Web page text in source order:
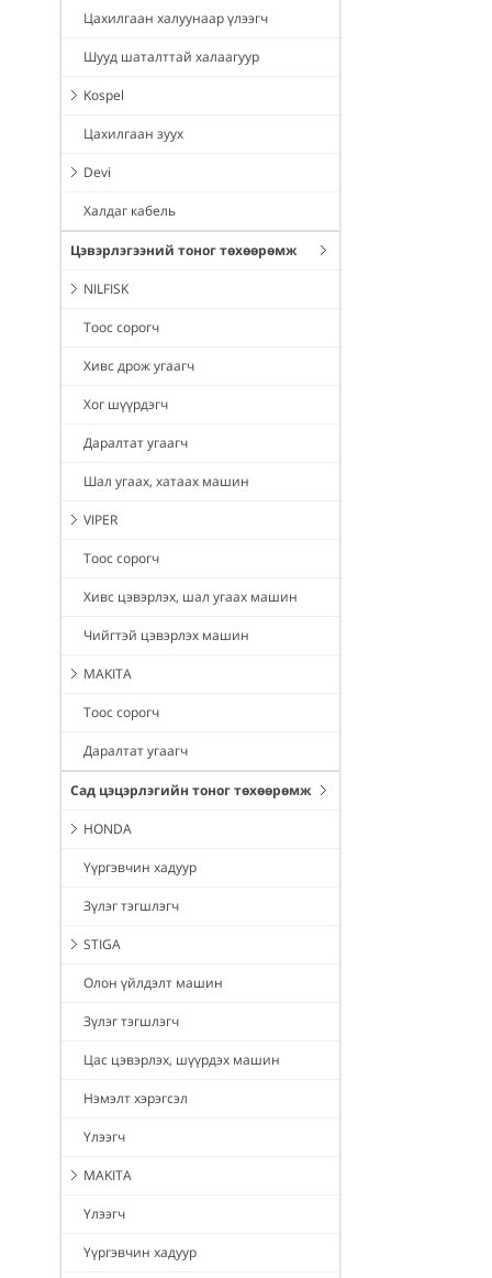
Цахилгаан халуунаар үлээгч
Шууд шаталттай халаагуур
Kospel
Цахилгаан зуух
Devi
Халдаг кабель
Цэвэрлэгээний тоног төхөөрөмж
NILFISK
Тоос сорогч
Хивс дрож угаагч
Хог шүүрдэгч
Даралтат угаагч
Шал угаах, хатаах машин
VIPER
Тоос сорогч
Хивс цэвэрлэх, шал угаах машин
Чийгтэй цэвэрлэх машин
MAKITA
Тоос сорогч
Даралтат угаагч
Сад цэцэрлэгийн тоног төхөөрөмж
HONDA
Үүргэвчин хадуур
Зүлэг тэгшлэгч
STIGA
Олон үйлдэлт машин
Зүлэг тэгшлэгч
Цас цэвэрлэх, шүүрдэх машин
Нэмэлт хэрэгсэл
Үлээгч
MAKITA
Үлээгч
Үүргэвчин хадуур